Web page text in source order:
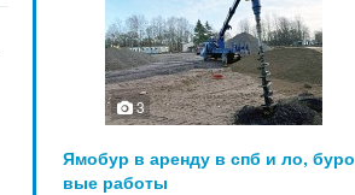
3
Ямобур в аренду в спб и ло, буро
вые работы